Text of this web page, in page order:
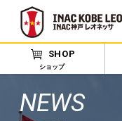
SHOP
ショップ
NEWS